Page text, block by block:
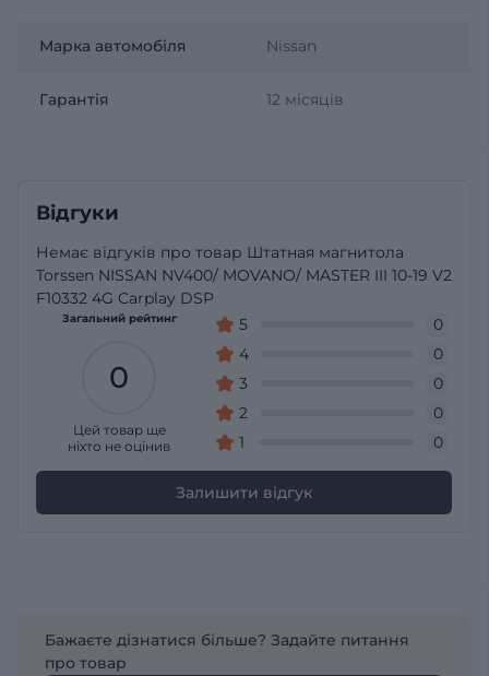
Марка автомобіля Nissan
Гарантія 12 місяців
Відгуки
Немає відгуків про товар Штатная магнитола
Torssen NISSAN NV400/ MOVANO/ MASTER III 10-19 V2
F10332 4G Carplay DSP
Загальний рейтинг
0
Цей товар ще
ніхто не оцінив
5
0
4
0
3
0
2
0
1
0
Залишити відгук
Бажаєте дізнатися більше? Задайте питання
про товар